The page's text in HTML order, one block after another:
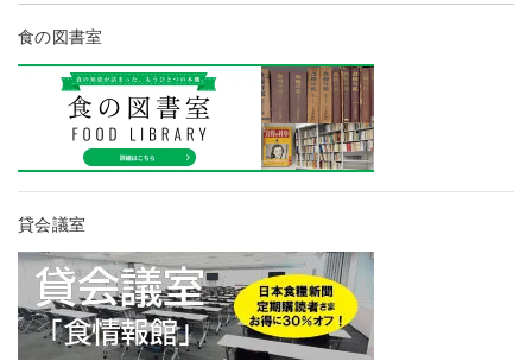
食の図書室
貸会議室